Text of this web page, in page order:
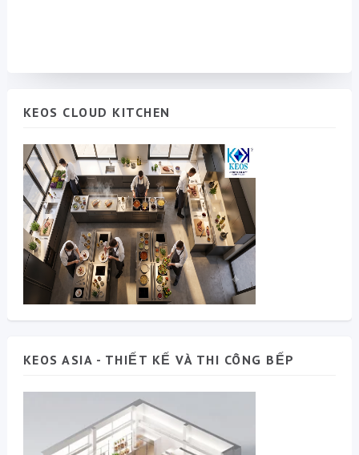
KEOS CLOUD KITCHEN
KEOS ASIA - THIẾT KẾ VÀ THI CÔNG BẾP